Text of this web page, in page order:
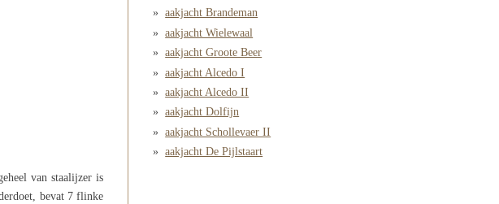
van staalijzer is
bevat 7 flinke
aakjacht Brandeman
aakjacht Wielewaal
aakjacht Groote Beer
aakjacht Alcedo I
aakjacht Alcedo II
aakjacht Dolfijn
aakjacht Schollevaer II
aakjacht De Pijlstaart